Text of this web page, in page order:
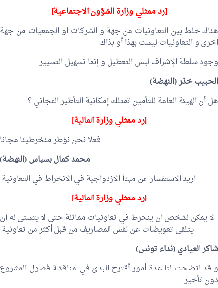
[رد ممثلي وزارة الشؤون الاجتماعية]
هناك خلط بين التعاونيات من جهة و الشركات او الجمعيات من جهة
اخرى و التعاونيات ليست بهذا أو بذاك
وجود سلطة الإشراف ليس التعطيل و إنما تسهيل التسيير
الحبيب خذر(النهضة)
هل أن الهيئة العامة للتأمين تمتلك إمكانية التأطير المجاني ؟
[رد ممثلي وزارة المالية]
فعلا نحن نؤطر منخرطينا مجانا
محمد كمال بسباس(النهضة)
اريد الاستفسار عن مبدأ الازدواجية في الانخراط في التعاونية
[رد ممثلي وزارة المالية]
لا يمكن لشخص ان ينخرط في تعاونيات مماثلة حتى لا يتسنى له أن
يتلقى تعويضات عن نفس المصاريف من قبل أكثر من تعاونية
شاكر العيادي (نداء تونس)
و قد اتضحت لنا عدة أمور أقترح البدئ في مناقشة فصول المشروع
دون تأخير